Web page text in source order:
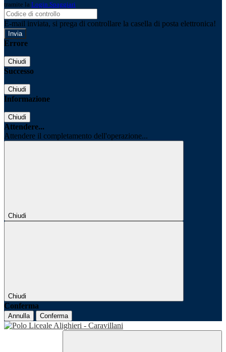
tramite la Login Spaggiari
E-mail inviata, si prega di controllare la casella di posta elettronica!
Errore
Chiudi
Successo
Chiudi
Informazione
Chiudi
Attendere...
Attendere il completamento dell'operazione...
Chiudi
Chiudi
Conferma
Annulla Conferma